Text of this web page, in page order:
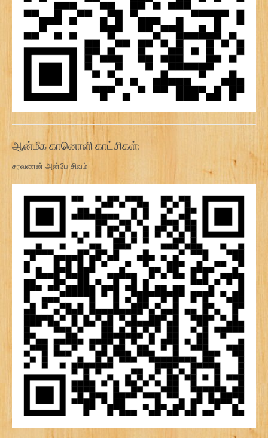
ஆன்மீக கானொளி காட்சிகள்:
சரவணன் அன்பே சிவம்